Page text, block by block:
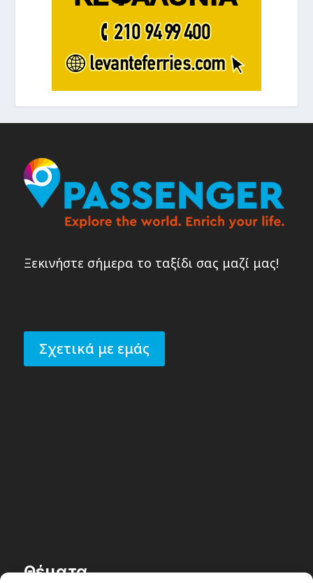
Ξεκινήστε σήμερα το ταξίδι σας μαζί μας!
Σχετικά με εμάς
Θέματα